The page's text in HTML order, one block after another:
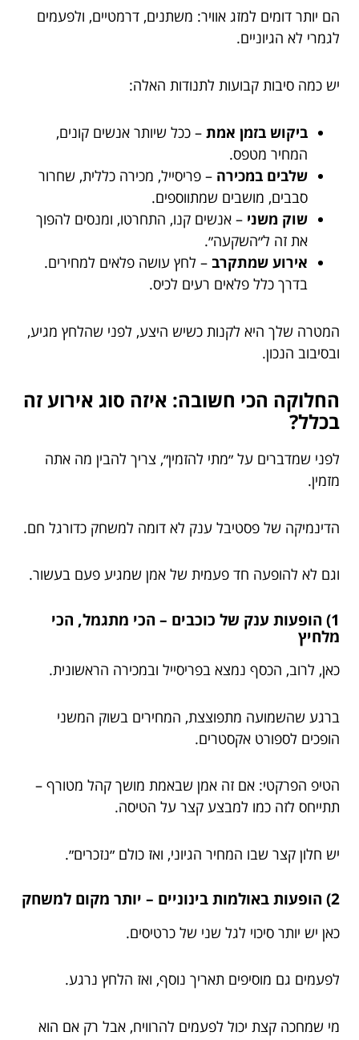
הם יותר דומים למזג אוויר: משתנים, דרמטיים, ולפעמים
לגמרי לא הגיוניים.
יש כמה סיבות קבועות לתנודות האלה:
ביקוש בזמן אמת – ככל שיותר אנשים קונים,
המחיר מטפס.
שלבים במכירה – פריסייל, מכירה כללית, שחרור
סבבים, מושבים שמתווספים.
שוק משני – אנשים קנו, התחרטו, ומנסים להפוך
את זה ל״השקעה״.
אירוע שמתקרב – לחץ עושה פלאים למחירים.
בדרך כלל פלאים רעים לכיס.
המטרה שלך היא לקנות כשיש היצע, לפני שהלחץ מגיע,
ובסיבוב הנכון.
החלוקה הכי חשובה: איזה סוג אירוע זה
בכלל?
לפני שמדברים על ״מתי להזמין״, צריך להבין מה אתה
מזמין.
הדינמיקה של פסטיבל ענק לא דומה למשחק כדורגל חם.
וגם לא להופעה חד פעמית של אמן שמגיע פעם בעשור.
1) הופעות ענק של כוכבים – הכי מתגמל, הכי
מלחיץ
כאן, לרוב, הכסף נמצא בפריסייל ובמכירה הראשונית.
ברגע שהשמועה מתפוצצת, המחירים בשוק המשני
הופכים לספורט אקסטרים.
הטיפ הפרקטי: אם זה אמן שבאמת מושך קהל מטורף –
תתייחס לזה כמו למבצע קצר על הטיסה.
יש חלון קצר שבו המחיר הגיוני, ואז כולם ״נזכרים״.
2) הופעות באולמות בינוניים – יותר מקום למשחק
כאן יש יותר סיכוי לגל שני של כרטיסים.
לפעמים גם מוסיפים תאריך נוסף, ואז הלחץ נרגע.
מי שמחכה קצת יכול לפעמים להרוויח, אבל רק אם הוא